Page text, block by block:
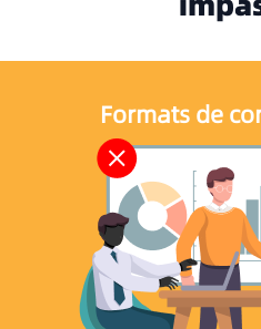
Formats de